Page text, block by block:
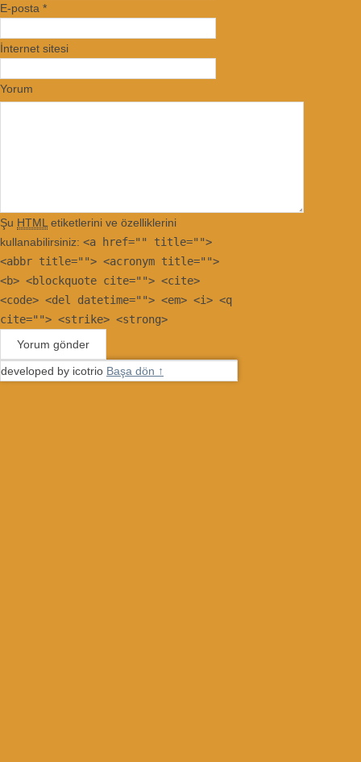
E-posta *
İnternet sitesi
Yorum
Şu HTML etiketlerini ve özelliklerini
kullanabilirsiniz: <a href="" title="">
<abbr title=""> <acronym title="">
<b> <blockquote cite=""> <cite>
<code> <del datetime=""> <em> <i> <q
cite=""> <strike> <strong>
developed by icotrio Başa dön ↑